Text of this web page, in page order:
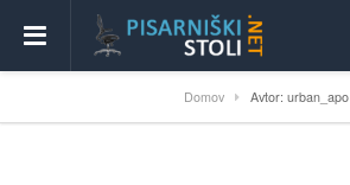
Domov Avtor: urban_apo